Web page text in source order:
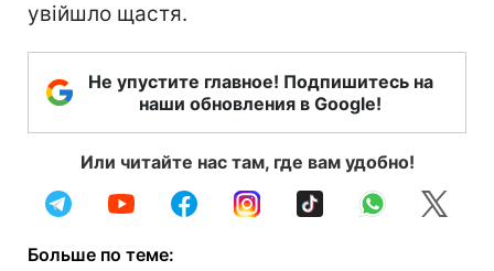
увійшло щастя.
Не упустите главное! Подпишитесь на
наши обновления в Google!
Или читайте нас там, где вам удобно!
Больше по теме: